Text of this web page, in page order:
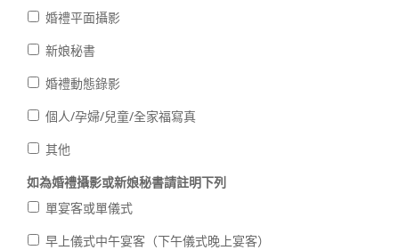
婚禮平面攝影
新娘秘書
婚禮動態錄影
個人/孕婦/兒童/全家福寫真
其他
如為婚禮攝影或新娘秘書請註明下列
單宴客或單儀式
早上儀式中午宴客（下午儀式晚上宴客）